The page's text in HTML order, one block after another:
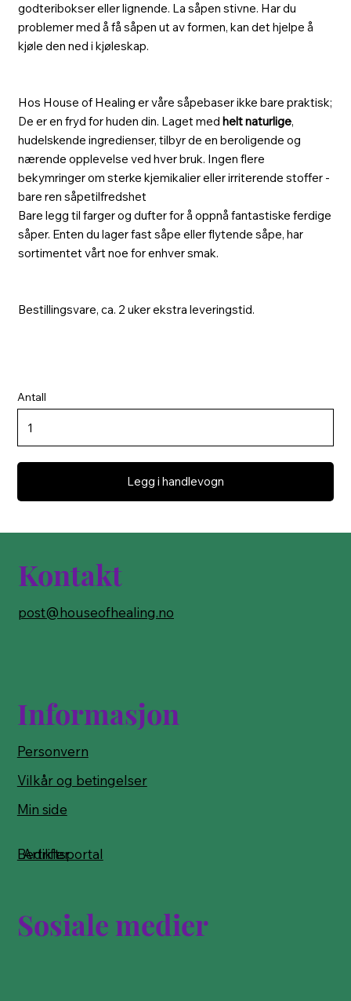
godteribokser eller lignende. La såpen stivne. Har du
problemer med å få såpen ut av formen, kan det hjelpe å
kjøle den ned i kjøleskap.
Hos House of Healing er våre såpebaser ikke bare praktisk;
De er en fryd for huden din. Laget med helt naturlige,
hudelskende ingredienser, tilbyr de en beroligende og
nærende opplevelse ved hver bruk. Ingen flere
bekymringer om sterke kjemikalier eller irriterende stoffer -
bare ren såpetilfredshet
Bare legg til farger og dufter for å oppnå fantastiske ferdige
såper. Enten du lager fast såpe eller flytende såpe, har
sortimentet vårt noe for enhver smak.
Bestillingsvare, ca. 2 uker ekstra leveringstid.
Antall
Legg i handlevogn
Kontakt
post@houseofhealing.no
Informasjon
Personvern
Vilkår og betingelser
Min side
Bedriftsportal
Artikler
Sosiale medier